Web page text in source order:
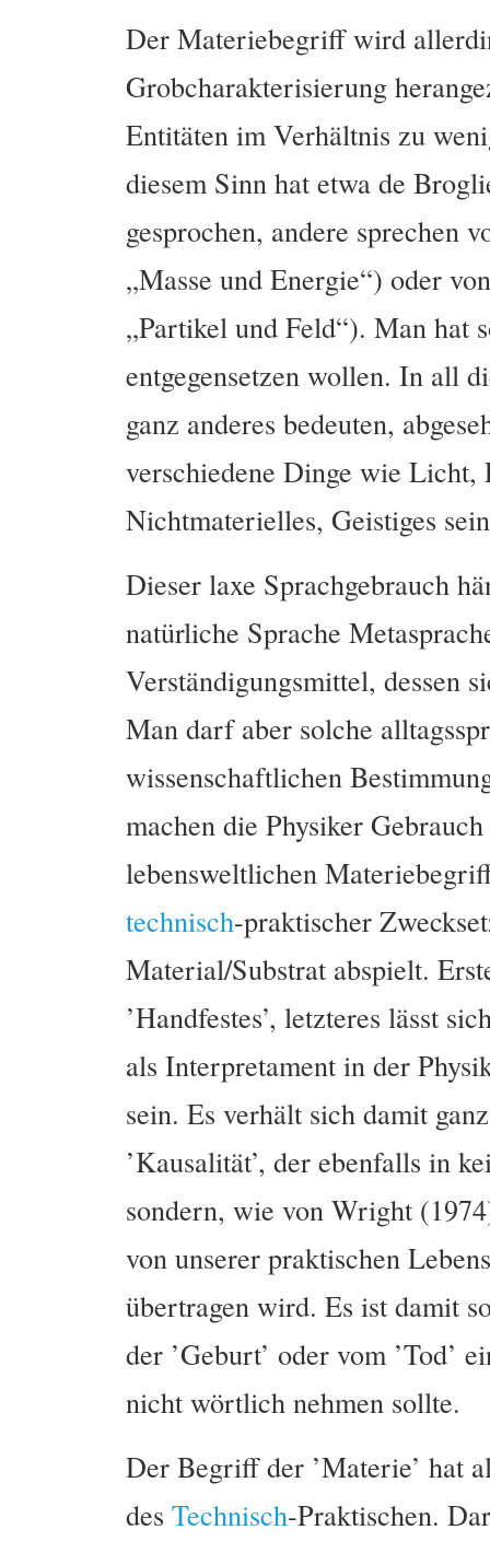
Der Materiebegriff wird
Grobcharakterisierung
Entitäten im Verhältnis zu
diesem Sinn hat etwa de
gesprochen, andere sprechen
„Masse und Energie“) oder
„Partikel und Feld“). Man hat
entgegensetzen wollen. In all
ganz anderes bedeuten,
verschiedene Dinge wie Licht,
Nichtmaterielles, Geistiges
Dieser laxe Sprachgebrauch
natürliche Sprache
Verständigungsmittel, dessen
Man darf aber solche
wissenschaftlichen
machen die Physiker
lebensweltlichen
technisch-praktischer
Material/Substrat abspielt.
’Handfestes’, letzteres lässt
als Interpretament in der
sein. Es verhält sich damit
’Kausalität’, der ebenfalls in
sondern, wie von Wright
von unserer praktischen
übertragen wird. Es ist damit
der ’Geburt’ oder vom ’Tod’
nicht wörtlich nehmen sollte.
Der Begriff der ’Materie’ hat
des Technisch-Praktischen.